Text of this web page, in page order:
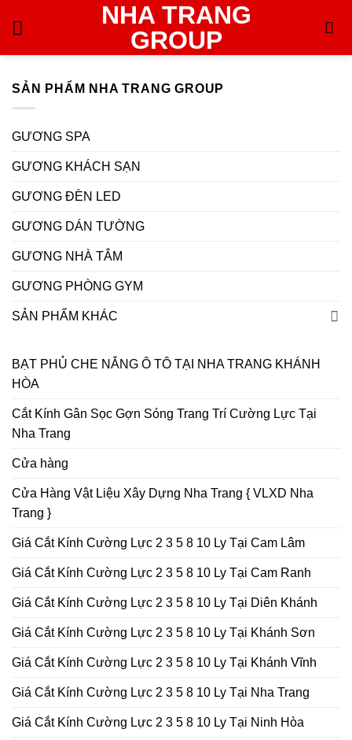
NHA TRANG
GROUP
SẢN PHẨM NHA TRANG GROUP
GƯƠNG SPA
GƯƠNG KHÁCH SẠN
GƯƠNG ĐÈN LED
GƯƠNG DÁN TƯỜNG
GƯƠNG NHÀ TẮM
GƯƠNG PHÒNG GYM
SẢN PHẨM KHÁC
BẠT PHỦ CHE NẮNG Ô TÔ TẠI NHA TRANG KHÁNH
HÒA
Cắt Kính Gân Sọc Gợn Sóng Trang Trí Cường Lực Tại
Nha Trang
Cửa hàng
Cửa Hàng Vật Liệu Xây Dựng Nha Trang { VLXD Nha
Trang }
Giá Cắt Kính Cường Lực 2 3 5 8 10 Ly Tại Cam Lâm
Giá Cắt Kính Cường Lực 2 3 5 8 10 Ly Tại Cam Ranh
Giá Cắt Kính Cường Lực 2 3 5 8 10 Ly Tại Diên Khánh
Giá Cắt Kính Cường Lực 2 3 5 8 10 Ly Tại Khánh Sơn
Giá Cắt Kính Cường Lực 2 3 5 8 10 Ly Tại Khánh Vĩnh
Giá Cắt Kính Cường Lực 2 3 5 8 10 Ly Tại Nha Trang
Giá Cắt Kính Cường Lực 2 3 5 8 10 Ly Tại Ninh Hòa